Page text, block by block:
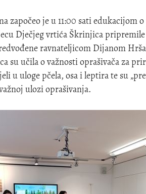
započeo je u 11:00 sati edukacijom
Dječjeg vrtića Škrinjica pripremile
ravnateljicom Dijanom
su učila o važnosti oprašivača za
u uloge pčela, osa i leptira te su
ulozi oprašivanja.